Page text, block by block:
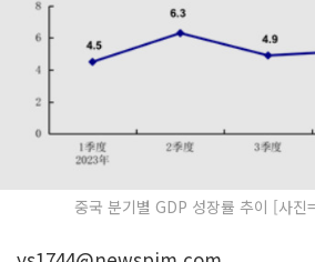
중국 분기별 GDP 성장률 추이 [사진